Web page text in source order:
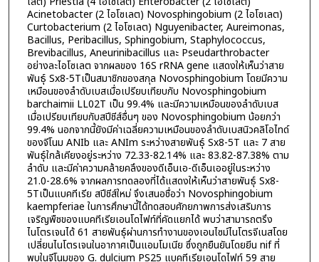
Acinetobacter (2 ไอโซเลต) Novosphingobium (2 ไอโซเลต)
Curtobacterium (2 ไอโซเลต) Nguyenibacter, Aureimonas,
Bacillus, Peribacillus, Sphingobium, Staphylococcus,
Brevibacillus, Aneurinibacillus และ Pseudarthrobacter
อย่างละไอโซเลต จากผลของ 16S rRNA gene แสดงให้เห็นว่าสาย
พันธุ์ Sx8-5Tเป็นสมาชิกของสกุล Novosphingobium โดยมีความ
เหมือนของลำดับเบสเมื่อเปรียบเทียบกับ Novosphingobium
barchaimii LL02T เป็น 99.4% และมีความเหมือนของลำดับเบส
เมื่อเปรียบเทียบกับสปีชีส์อื่นๆ ของ Novosphingobium น้อยกว่า
99.4% นอกจากนี้ยังมีค่าเฉลี่ยความเหมือนของลำดับเบสนิวคลิโอไทด์
ของจีโนม ANIb และ ANIm ระหว่างสายพันธุ์ Sx8-5T และ 7 สาย
พันธุ์ใกล้เคียงอยู่ระหว่าง 72.33-82.14% และ 83.82-87.38% ตาม
ลำดับ และมีค่าความคล้ายคลึงของดีเอ็นเอ-ดีเอ็นเออยู่ในระหว่าง
21.0-28.6% จากผลการทดลองที่ได้แสดงให้เห็นว่าสายพันธุ์ Sx8-
5Tเป็นแบคทีเรีย สปีชีส์ใหม่ จึงเสนอชื่อว่า Novosphingobium
kaempferiae ในการศึกษานี้ได้ทดสอบศักยภาพการส่งเสริมการ
เจริญพืชของแบคทีเรียเอนโดไฟท์ที่คัดแยกได้ พบว่าสามารถตรึง
ไนโตรเจนได้ 61 สายพันธุ์ผ่านการทำงานของเอนไซม์ไนโตรจีเนสโดย
เปลี่ยนไนโตรเจนในอากาศเป็นแอมโมเนีย ซึ่งถูกยืนยันโดยยีน nif ที่
พบในจีโนมของ G. dulcium PS25 แบคทีเรียเอนโดไฟท์ 59 สาย